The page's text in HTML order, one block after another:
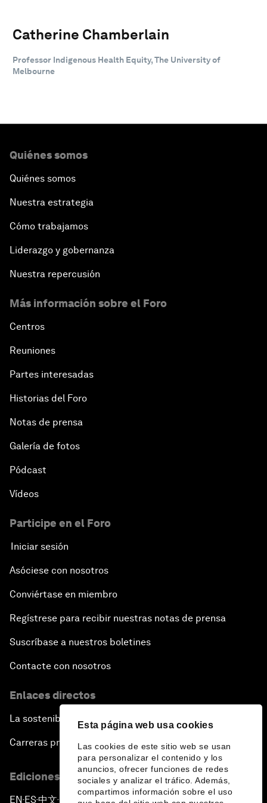
Esta página web usa cookies
Las cookies de este sitio web se usan
para personalizar el contenido y los
anuncios, ofrecer funciones de redes
sociales y analizar el tráfico. Además,
compartimos información sobre el uso
Catherine Chamberlain
Professor Indigenous Health Equity, The University of
Melbourne
Quiénes somos
Quiénes somos
Nuestra estrategia
Cómo trabajamos
Liderazgo y gobernanza
Nuestra repercusión
Más información sobre el Foro
Centros
Reuniones
Partes interesadas
Historias del Foro
Notas de prensa
Galería de fotos
Pódcast
Vídeos
Participe en el Foro
Iniciar sesión
Asóciese con nosotros
Conviértase en miembro
Regístrese para recibir nuestras notas de prensa
Suscríbase a nuestros boletines
Contacte con nosotros
Enlaces directos
La sostenibilidad en el Foro
Carreras profesionales
Ediciones en otros idiomas
EN ▪ES▪中文▪ 日本語